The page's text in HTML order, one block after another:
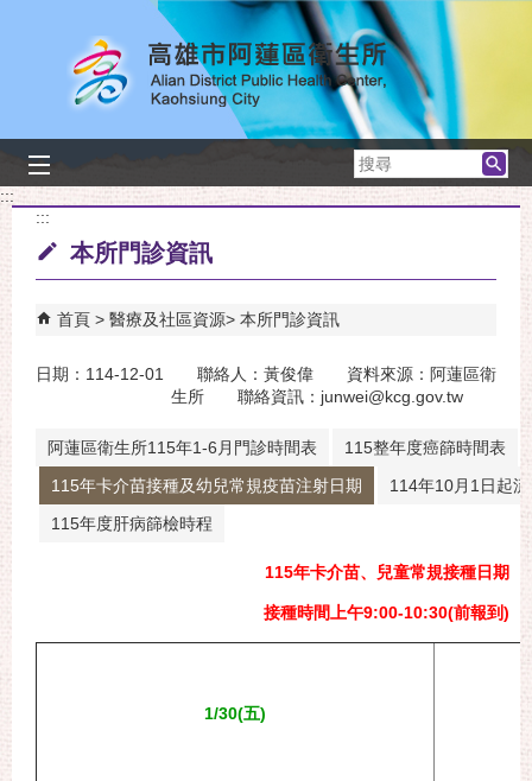
搜
尋
:::
:::
本所門診資訊
首頁 醫療及社區資源 本所門診資訊
日期：114-12-01 聯絡人：黃俊偉 資料來源：阿蓮區衛
生所 聯絡資訊：junwei@kcg.gov.tw
阿蓮區衛生所115年1-6月門診時間表
115整年度癌篩時間表
115年卡介苗接種及幼兒常規疫苗注射日期
114年10月1日起
115年度肝病篩檢時程
115年卡介苗、兒童常規接種日期
接種時間上午9:00-10:30(前報到)
1/30(五)